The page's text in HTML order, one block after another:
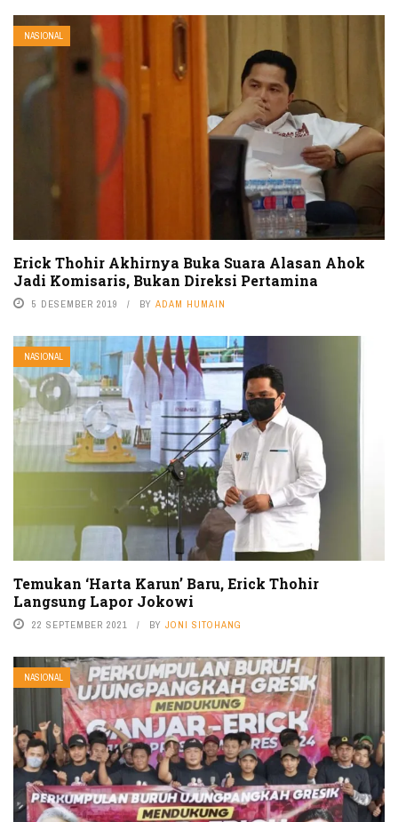
NASIONAL
Erick Thohir Akhirnya Buka Suara Alasan Ahok
Jadi Komisaris, Bukan Direksi Pertamina
5 DESEMBER 2019 BY ADAM HUMAIN
NASIONAL
Temukan ‘Harta Karun’ Baru, Erick Thohir
Langsung Lapor Jokowi
22 SEPTEMBER 2021 BY JONI SITOHANG
NASIONAL